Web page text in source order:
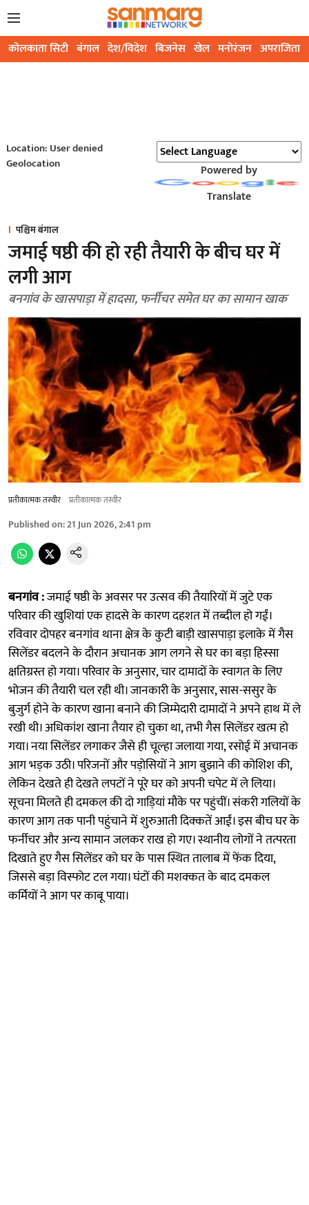
कोलकाता सिटी बंगाल देश/विदेश बिजनेस खेल मनोरंजन अपराजिता
Location: User denied
Geolocation
Powered by
Translate
पश्चिम बंगाल
जमाई षष्ठी की हो रही तैयारी के बीच घर में
लगी आग
बनगांव के खासपाड़ा में हादसा, फर्नीचर समेत घर का सामान खाक
प्रतीकात्मक तस्वीर प्रतीकात्मक तस्वीर
Published on:21 Jun 2026, 2:41 pm
बनगांव :जमाई षष्ठी के अवसर पर उत्सव की तैयारियों में जुटे एक
परिवार की खुशियां एक हादसे के कारण दहशत में तब्दील हो गईं।
रविवार दोपहर बनगांव थाना क्षेत्र के कुटी बाड़ी खासपाड़ा इलाके में गैस
सिलेंडर बदलने के दौरान अचानक आग लगने से घर का बड़ा हिस्सा
क्षतिग्रस्त हो गया। परिवार के अनुसार, चार दामादों के स्वागत के लिए
भोजन की तैयारी चल रही थी। जानकारी के अनुसार, सास-ससुर के
बुजुर्ग होने के कारण खाना बनाने की जिम्मेदारी दामादों ने अपने हाथ में ले
रखी थी। अधिकांश खाना तैयार हो चुका था, तभी गैस सिलेंडर खत्म हो
गया। नया सिलेंडर लगाकर जैसे ही चूल्हा जलाया गया, रसोई में अचानक
आग भड़क उठी। परिजनों और पड़ोसियों ने आग बुझाने की कोशिश की,
लेकिन देखते ही देखते लपटों ने पूरे घर को अपनी चपेट में ले लिया।
सूचना मिलते ही दमकल की दो गाड़ियां मौके पर पहुंचीं। संकरी गलियों के
कारण आग तक पानी पहुंचाने में शुरुआती दिक्कतें आईं। इस बीच घर के
फर्नीचर और अन्य सामान जलकर राख हो गए। स्थानीय लोगों ने तत्परता
दिखाते हुए गैस सिलेंडर को घर के पास स्थित तालाब में फेंक दिया,
जिससे बड़ा विस्फोट टल गया। घंटों की मशक्कत के बाद दमकल
कर्मियों ने आग पर काबू पाया।